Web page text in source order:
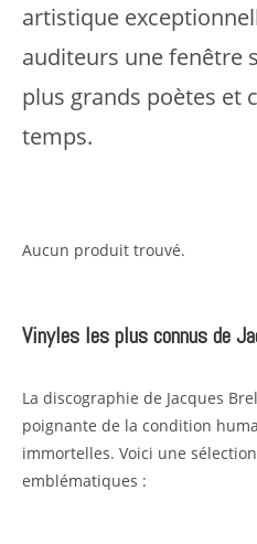
artistique
auditeurs une fenêtre
plus grands poètes et
temps.
Aucun produit trouvé.
Vinyles les plus connus de
La discographie de Jacques
poignante de la condition
immortelles. Voici une
emblématiques :